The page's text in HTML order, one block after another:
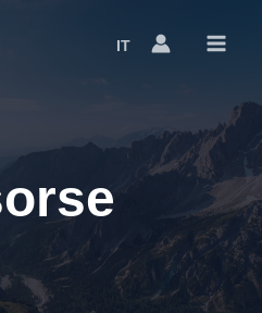
ITLanguage